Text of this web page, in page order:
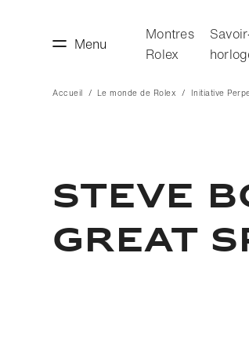
Menu
Montres
Rolex
Accueil Le monde de Rolex Initiative
STEVE
GREAT